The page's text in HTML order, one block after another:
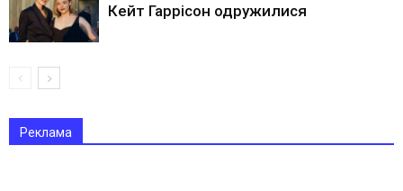
Кейт Гаррісон одружилися
Реклама